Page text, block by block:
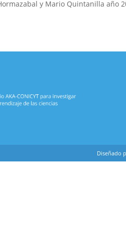
y Mario Quintanilla año
Diseñado